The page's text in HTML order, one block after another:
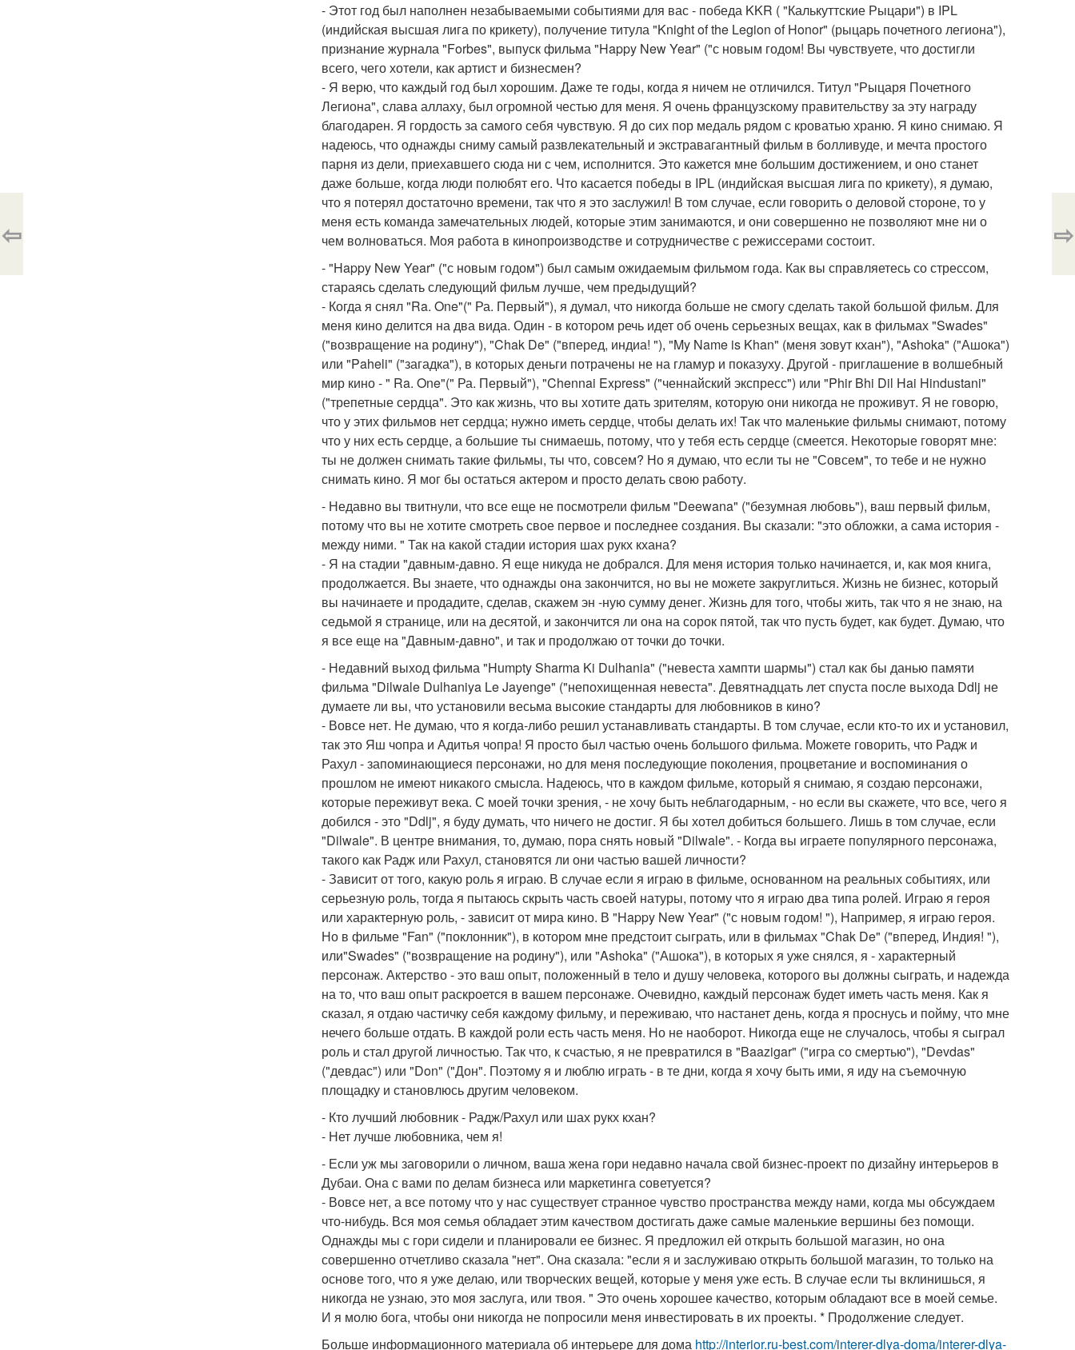
- Этот год был наполнен незабываемыми событиями для вас - победа KKR ( "Калькуттские Рыцари") в IPL
(индийская высшая лига по крикету), получение титула "Knight of the Legion of Honor" (рыцарь почетного легиона"),
признание журнала "Forbes", выпуск фильма "Happy New Year" ("с новым годом! Вы чувствуете, что достигли
всего, чего хотели, как артист и бизнесмен?
- Я верю, что каждый год был хорошим. Даже те годы, когда я ничем не отличился. Титул "Рыцаря Почетного
Легиона", слава аллаху, был огромной честью для меня. Я очень французскому правительству за эту награду
благодарен. Я гордость за самого себя чувствую. Я до сих пор медаль рядом с кроватью храню. Я кино снимаю. Я
надеюсь, что однажды сниму самый развлекательный и экстравагантный фильм в болливуде, и мечта простого
парня из дели, приехавшего сюда ни с чем, исполнится. Это кажется мне большим достижением, и оно станет
даже больше, когда люди полюбят его. Что касается победы в IPL (индийская высшая лига по крикету), я думаю,
что я потерял достаточно времени, так что я это заслужил! В том случае, если говорить о деловой стороне, то у
меня есть команда замечательных людей, которые этим занимаются, и они совершенно не позволяют мне ни о
чем волноваться. Моя работа в кинопроизводстве и сотрудничестве с режиссерами состоит.
- "Happy New Year" ("с новым годом") был самым ожидаемым фильмом года. Как вы справляетесь со стрессом,
стараясь сделать следующий фильм лучше, чем предыдущий?
- Когда я снял "Ra. One"(" Ра. Первый"), я думал, что никогда больше не смогу сделать такой большой фильм. Для
меня кино делится на два вида. Один - в котором речь идет об очень серьезных вещах, как в фильмах "Swades"
("возвращение на родину"), "Chak De" ("вперед, индиа! "), "My Name is Khan" (меня зовут кхан"), "Ashoka" ("Ашока")
или "Paheli" ("загадка"), в которых деньги потрачены не на гламур и показуху. Другой - приглашение в волшебный
мир кино - " Ra. One"(" Ра. Первый"), "Chennai Express" ("ченнайский экспресс") или "Phir Bhi Dil Hai Hindustani"
("трепетные сердца". Это как жизнь, что вы хотите дать зрителям, которую они никогда не проживут. Я не говорю,
что у этих фильмов нет сердца; нужно иметь сердце, чтобы делать их! Так что маленькие фильмы снимают, потому
что у них есть сердце, а большие ты снимаешь, потому, что у тебя есть сердце (смеется. Некоторые говорят мне:
ты не должен снимать такие фильмы, ты что, совсем? Но я думаю, что если ты не "Совсем", то тебе и не нужно
снимать кино. Я мог бы остаться актером и просто делать свою работу.
- Недавно вы твитнули, что все еще не посмотрели фильм "Deewana" ("безумная любовь"), ваш первый фильм,
потому что вы не хотите смотреть свое первое и последнее создания. Вы сказали: "это обложки, а сама история -
между ними. " Так на какой стадии история шах рукх кхана?
- Я на стадии "давным-давно. Я еще никуда не добрался. Для меня история только начинается, и, как моя книга,
продолжается. Вы знаете, что однажды она закончится, но вы не можете закруглиться. Жизнь не бизнес, который
вы начинаете и продадите, сделав, скажем эн -ную сумму денег. Жизнь для того, чтобы жить, так что я не знаю, на
седьмой я странице, или на десятой, и закончится ли она на сорок пятой, так что пусть будет, как будет. Думаю, что
я все еще на "Давным-давно", и так и продолжаю от точки до точки.
- Недавний выход фильма "Humpty Sharma Ki Dulhania" ("невеста хампти шармы") стал как бы данью памяти
фильма "Dilwale Dulhaniya Le Jayenge" ("непохищенная невеста". Девятнадцать лет спуста после выхода Ddlj не
думаете ли вы, что установили весьма высокие стандарты для любовников в кино?
- Вовсе нет. Не думаю, что я когда-либо решил устанавливать стандарты. В том случае, если кто-то их и установил,
так это Яш чопра и Адитья чопра! Я просто был частью очень большого фильма. Можете говорить, что Радж и
Рахул - запоминающиеся персонажи, но для меня последующие поколения, процветание и воспоминания о
прошлом не имеют никакого смысла. Надеюсь, что в каждом фильме, который я снимаю, я создаю персонажи,
которые переживут века. С моей точки зрения, - не хочу быть неблагодарным, - но если вы скажете, что все, чего я
добился - это "Ddlj", я буду думать, что ничего не достиг. Я бы хотел добиться большего. Лишь в том случае, если
"Dilwale". В центре внимания, то, думаю, пора снять новый "Dilwale". - Когда вы играете популярного персонажа,
такого как Радж или Рахул, становятся ли они частью вашей личности?
- Зависит от того, какую роль я играю. В случае если я играю в фильме, основанном на реальных событиях, или
серьезную роль, тогда я пытаюсь скрыть часть своей натуры, потому что я играю два типа ролей. Играю я героя
или характерную роль, - зависит от мира кино. В "Happy New Year" ("с новым годом! "), Например, я играю героя.
Но в фильме "Fan" ("поклонник"), в котором мне предстоит сыграть, или в фильмах "Chak De" ("вперед, Индия! "),
или"Swades" ("возвращение на родину"), или "Ashoka" ("Ашока"), в которых я уже снялся, я - характерный
персонаж. Актерство - это ваш опыт, положенный в тело и душу человека, которого вы должны сыграть, и надежда
на то, что ваш опыт раскроется в вашем персонаже. Очевидно, каждый персонаж будет иметь часть меня. Как я
сказал, я отдаю частичку себя каждому фильму, и переживаю, что настанет день, когда я проснусь и пойму, что мне
нечего больше отдать. В каждой роли есть часть меня. Но не наоборот. Никогда еще не случалось, чтобы я сыграл
роль и стал другой личностью. Так что, к счастью, я не превратился в "Baazigar" ("игра со смертью"), "Devdas"
("девдас") или "Don" ("Дон". Поэтому я и люблю играть - в те дни, когда я хочу быть ими, я иду на съемочную
площадку и становлюсь другим человеком.
- Кто лучший любовник - Радж/Рахул или шах рукх кхан?
- Нет лучше любовника, чем я!
- Если уж мы заговорили о личном, ваша жена гори недавно начала свой бизнес-проект по дизайну интерьеров в
Дубаи. Она с вами по делам бизнеса или маркетинга советуется?
- Вовсе нет, а все потому что у нас существует странное чувство пространства между нами, когда мы обсуждаем
что-нибудь. Вся моя семья обладает этим качеством достигать даже самые маленькие вершины без помощи.
Однажды мы с гори сидели и планировали ее бизнес. Я предложил ей открыть большой магазин, но она
совершенно отчетливо сказала "нет". Она сказала: "если я и заслуживаю открыть большой магазин, то только на
основе того, что я уже делаю, или творческих вещей, которые у меня уже есть. В случае если ты вклинишься, я
никогда не узнаю, это моя заслуга, или твоя. " Это очень хорошее качество, которым обладают все в моей семье.
И я молю бога, чтобы они никогда не попросили меня инвестировать в их проекты. * Продолжение следует.
Больше информационного материала об интерьере для дома http://interior.ru-best.com/interer-dlya-doma/interer-dlya-
⇦ ⇨